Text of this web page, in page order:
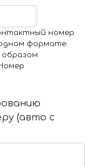
номер
формате.
(авто с